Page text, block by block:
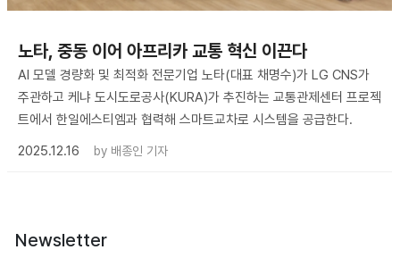
노타, 중동 이어 아프리카 교통 혁신 이끈다
AI 모델 경량화 및 최적화 전문기업 노타(대표 채명수)가 LG CNS가
주관하고 케냐 도시도로공사(KURA)가 추진하는 교통관제센터 프로젝
트에서 한일에스티엠과 협력해 스마트교차로 시스템을 공급한다.
2025.12.16
by 배종인 기자
Newsletter